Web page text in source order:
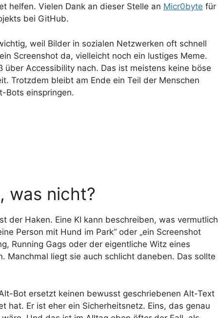
helfen. Vielen Dank an dieser Stelle an Micr0byte für
bei GitHub.
weil Bilder in sozialen Netzwerken oft schnell
Screenshot da, vielleicht noch ein lustiges Meme.
Accessibility nach. Das ist meistens keine böse
Trotzdem bleibt am Ende ein Teil der Menschen
Bots einspringen.
was nicht?
der Haken. Eine KI kann beschreiben, was vermutlich
Person mit Hund im Park“ oder „ein Screenshot
Running Gags oder der eigentliche Witz eines
Manchmal liegt sie auch schlicht daneben. Das sollte
Bot ersetzt keinen bewusst geschriebenen Alt-Text
hat. Er ist eher ein Sicherheitsnetz. Eins, das genau